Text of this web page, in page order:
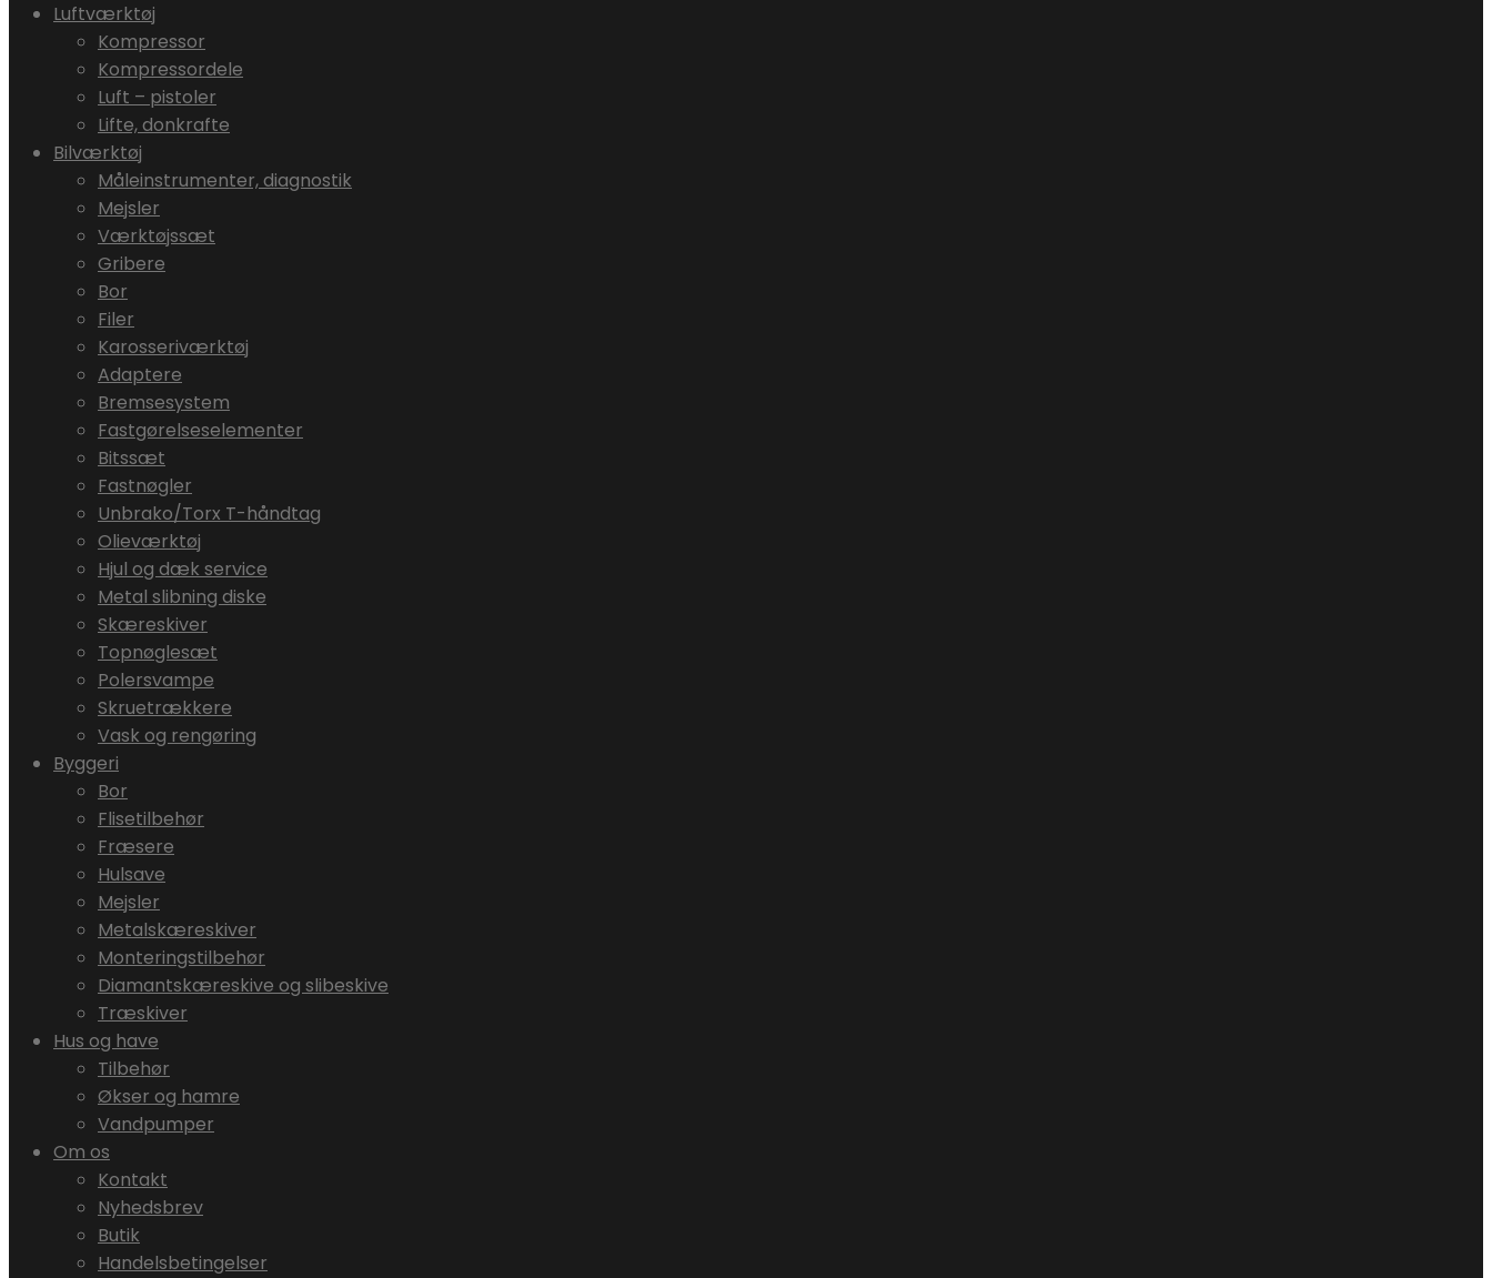
Luftværktøj
Kompressor
Kompressordele
Luft – pistoler
Lifte, donkrafte
Bilværktøj
Måleinstrumenter, diagnostik
Mejsler
Værktøjssæt
Gribere
Bor
Filer
Karosseriværktøj
Adaptere
Bremsesystem
Fastgørelseselementer
Bitssæt
Fastnøgler
Unbrako/Torx T-håndtag
Olieværktøj
Hjul og dæk service
Metal slibning diske
Skæreskiver
Topnøglesæt
Polersvampe
Skruetrækkere
Vask og rengøring
Byggeri
Bor
Flisetilbehør
Fræsere
Hulsave
Mejsler
Metalskæreskiver
Monteringstilbehør
Diamantskæreskive og slibeskive
Træskiver
Hus og have
Tilbehør
Økser og hamre
Vandpumper
Om os
Kontakt
Nyhedsbrev
Butik
Handelsbetingelser